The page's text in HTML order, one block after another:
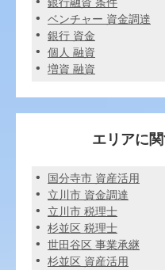
ベンチャー 資金調達
銀行 資金
個人 融資
増資 融資
エリアに
国分寺市 資産活用
立川市 資金調達
立川市 税理士
杉並区 税理士
世田谷区 事業承継
杉並区 資産活用